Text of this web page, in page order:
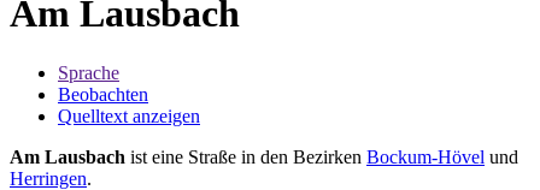
Am Lausbach
Sprache
Beobachten
Quelltext anzeigen
Am Lausbach ist eine Straße in den Bezirken Bockum-Hövel und
Herringen.